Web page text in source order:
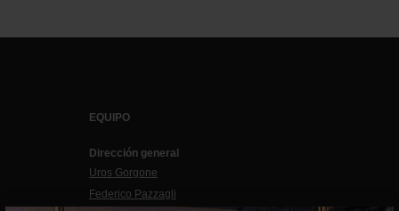
EQUIPO
Dirección general
Uros Gorgone
Federico Pazzagli